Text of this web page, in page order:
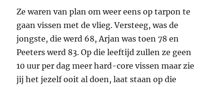
Ze waren van plan om weer eens op tarpon te
gaan vissen met de vlieg. Versteeg, was de
jongste, die werd 68, Arjan was toen 78 en
Peeters werd 83. Op die leeftijd zullen ze geen
10 uur per dag meer hard-core vissen maar zie
jij het jezelf ooit al doen, laat staan op die